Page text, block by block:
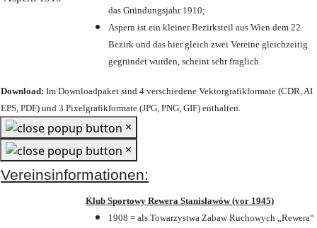
das Gründungsjahr 1910;
Aspern ist ein kleiner Bezirksteil aus Wien dem 22.
Bezirk und das hier gleich zwei Vereine gleichzeitig
gegründet wurden, scheint sehr fraglich.
Download: Im Downloadpaket sind 4 verschiedene Vektorgrafikformate (CDR, AI
EPS, PDF) und 3 Pixelgrafikformate (JPG, PNG, GIF) enthalten.
×
×
Vereinsinformationen:
Klub Sportowy Rewera Stanisławów (vor 1945)
1908 = als Towarzystwa Zabaw Ruchowych „Rewera“